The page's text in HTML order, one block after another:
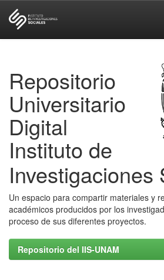
Repositorio
Universitario
Digital
Instituto de
Investigaciones
Un espacio para compartir materiales y
académicos producidos por los
proceso de sus diferentes proyectos.
Repositorio del IIS-UNAM